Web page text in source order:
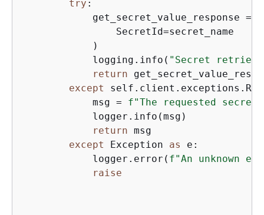
try :
get_secret_value_response =
                SecretId=secret_name
            )
            logging.info(
"Secret
return
except
            msg =
f"The requested secret
            logger.info(msg)
return msg
except
Exception as
e:
            logger.error(
f"An unknown
raise